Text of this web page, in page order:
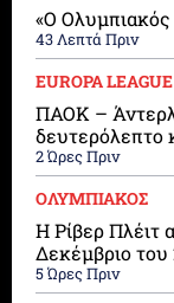
«Ο
43 Λεπτά Πριν
EUROPA LEAGUE
ΠΑΟΚ –
δευτερόλεπτο
2 Ώρες Πριν
ΟΛΥΜΠΙΑΚΟΣ
Η Ρίβερ Πλέιτ
Δεκέμβριο του
5 Ώρες Πριν